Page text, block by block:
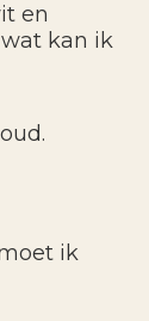
en
kan ik
ik